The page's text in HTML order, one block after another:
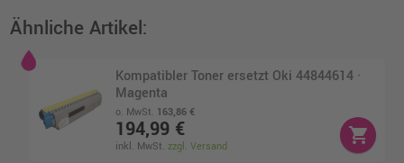
Ähnliche Artikel:
Kompatibler Toner ersetzt Oki 44844614 ·
Magenta
o. MwSt. 163,86 €
194,99 €
inkl. MwSt.zzgl. Versand
shopping_cart